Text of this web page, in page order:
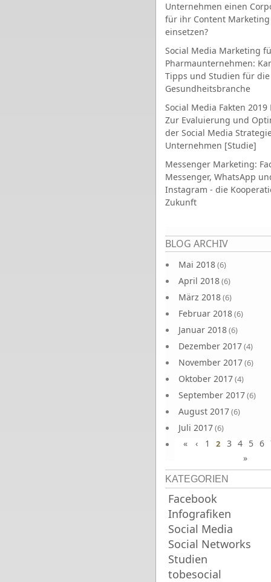
Unternehmen einen
für ihr Content Marketing
einsetzen?
Social Media Marketing
Pharmaunternehmen:
Tipps und Studien für die
Gesundheitsbranche
Social Media Fakten 2019
Zur Evaluierung und
der Social Media
Unternehmen [Studie]
Messenger Marketing:
Messenger, WhatsApp
Instagram - die
Zukunft
BLOG ARCHIV
Mai 2018(6)
April 2018(6)
März 2018(6)
Februar 2018(6)
Januar 2018(6)
Dezember 2017(4)
November 2017(6)
Oktober 2017(4)
September 2017(6)
August 2017(6)
Juli 2017(6)
Juni 2017(6)
Seiten
« ‹ 1 2 3 4 5 6
»
KATEGORIEN
Facebook
Infografiken
Social Media
Social Networks
Studien
tobesocial